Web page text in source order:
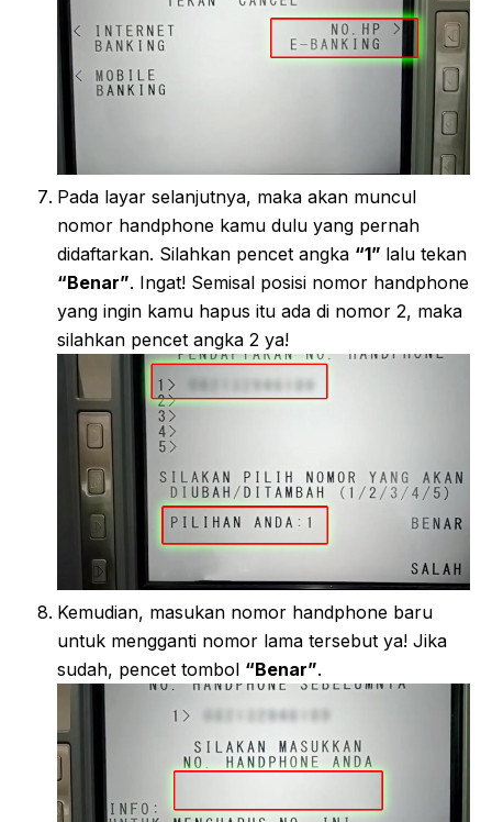
Pada layar selanjutnya, maka akan muncul
nomor handphone kamu dulu yang pernah
didaftarkan. Silahkan pencet angka “1” lalu tekan
“Benar”. Ingat! Semisal posisi nomor handphone
yang ingin kamu hapus itu ada di nomor 2, maka
silahkan pencet angka 2 ya!
Kemudian, masukan nomor handphone baru
untuk mengganti nomor lama tersebut ya! Jika
sudah, pencet tombol “Benar”.